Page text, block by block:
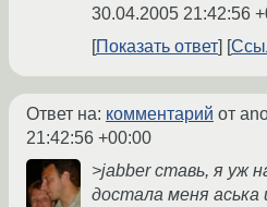
30.04.2005 21:42:56
Показать ответ
Ответ на: комментарий от
21:42:56 +00:00
>jabber ставь, я уж
достала меня аська